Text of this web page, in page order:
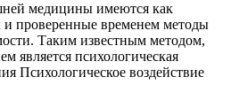
медицины имеются как
проверенные временем методы
Таким известным методом,
является психологическая
Психологическое воздействие